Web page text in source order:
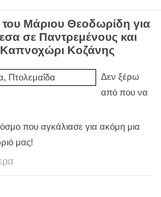
του Μάριου Θεοδωρίδη για
σε Παντρεμένους και
Κοζάνης
Δεν ξέρω
από που να
που αγκάλιασε για ακόμη μια
μας!